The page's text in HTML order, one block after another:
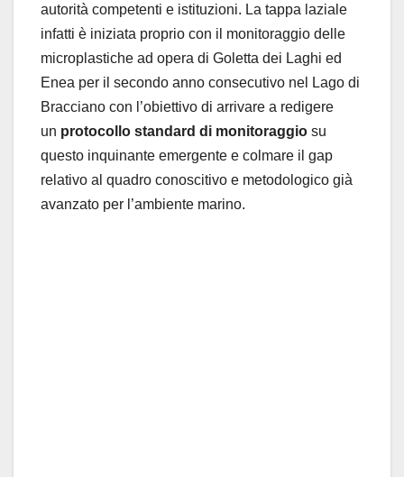
autorità competenti e istituzioni. La tappa laziale
infatti è iniziata proprio con il monitoraggio delle
microplastiche ad opera di Goletta dei Laghi ed
Enea per il secondo anno consecutivo nel Lago di
Bracciano con l’obiettivo di arrivare a redigere
un protocollo standard di monitoraggio su
questo inquinante emergente e colmare il gap
relativo al quadro conoscitivo e metodologico già
avanzato per l’ambiente marino.